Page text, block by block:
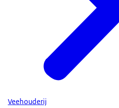
Veehouderij